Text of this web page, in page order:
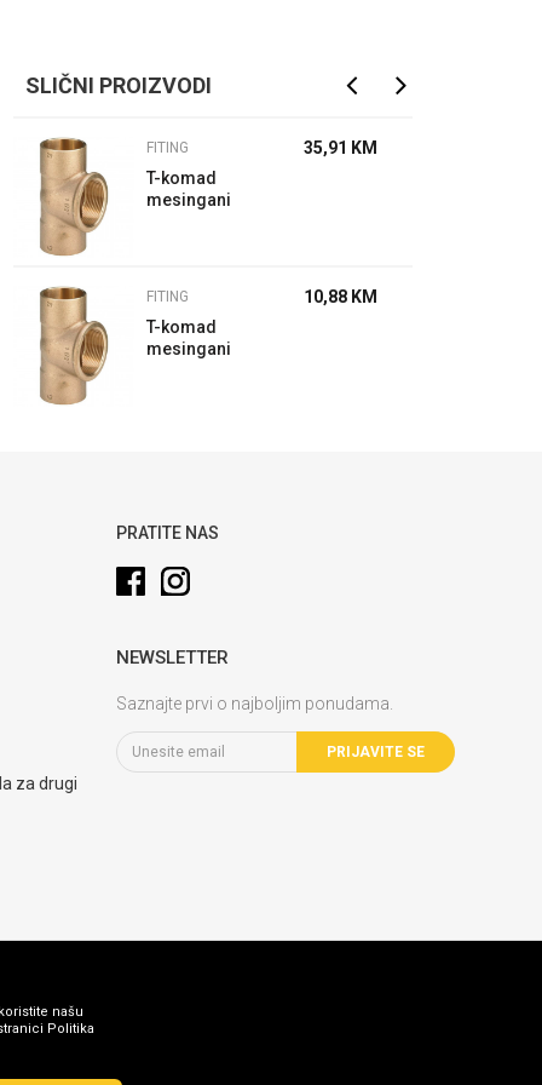
SLIČNI PROIZVODI
FITING
T-komad
mesingani
35,91 KM
FITING
T-komad
mesingani
10,88 KM
za drugi
PRATITE NAS
NEWSLETTER
Saznajte prvi o najboljim ponudama.
PRIJAVITE SE
našu
Politika